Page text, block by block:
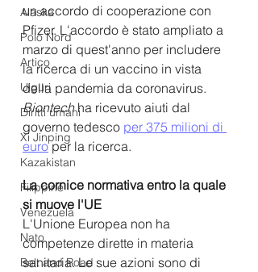
Alaska
Polo Nord
Artico
Uiguri
Diritti umani
Xi Jinping
Kazakistan
Filippine
Venezuela
Nato
Belt and Road
un accordo di cooperazione con
Pfizer. L'accordo è stato ampliato a
marzo di quest'anno per includere
la ricerca di un vaccino in vista
della pandemia da coronavirus.
Biontech ha ricevuto aiuti dal
governo tedesco per 375 milioni di
euro per la ricerca.
La cornice normativa entro la quale
si muove l'UE
L'Unione Europea non ha
competenze dirette in materia
sanitaria. Le sue azioni sono di